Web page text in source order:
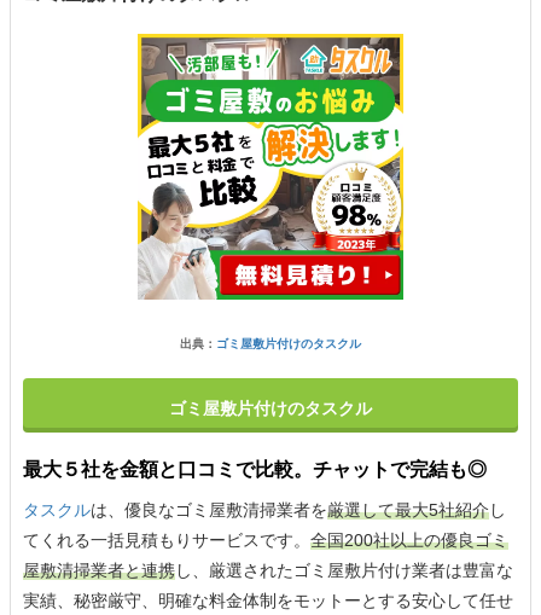
出典： ゴミ屋敷片付けのタスクル
ゴミ屋敷片付けのタスクル
最大５社を金額と口コミで比較。チャットで完結も◎
タスクルは、優良なゴミ屋敷清掃業者を厳選して最大5社紹介し
てくれる一括見積もりサービスです。 全国200社以上の優良ゴミ
屋敷清掃業者と連携し、厳選されたゴミ屋敷片付け業者は豊富な
実績、秘密厳守、明確な料金体制をモットーとする安心して任せ